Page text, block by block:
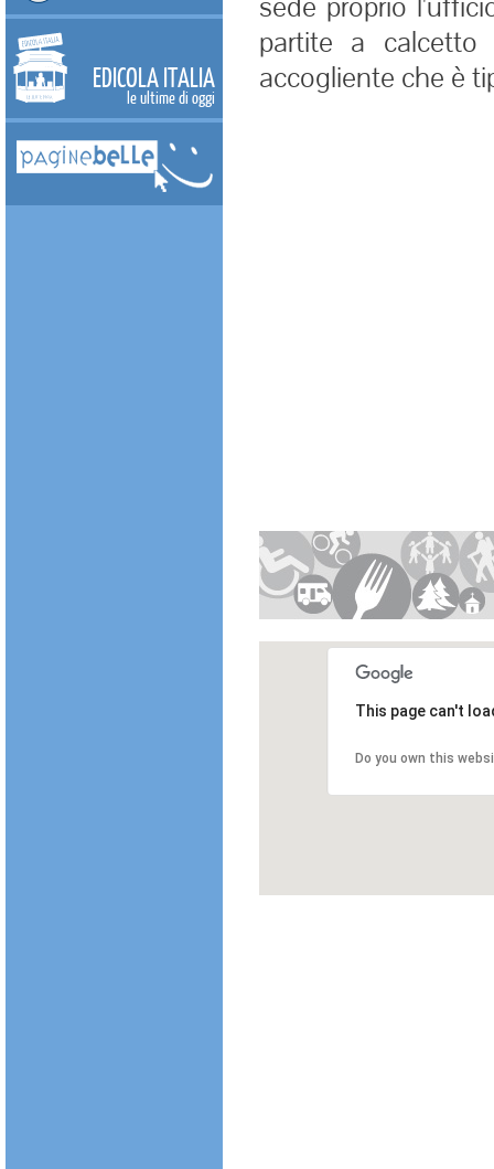
EDICOLA ITALIA
le ultime di oggi
partite a
accogliente che è
This page can't
Do you own this